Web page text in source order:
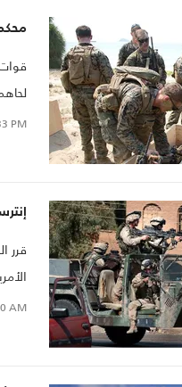
PM
قرر
AM